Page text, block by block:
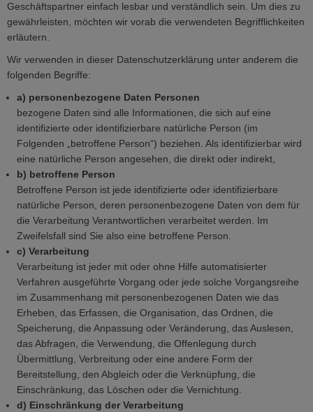
Geschäftspartner einfach lesbar und verständlich sein. Um dies zu
gewährleisten, möchten wir vorab die verwendeten Begrifflichkeiten
erläutern.
Wir verwenden in dieser Datenschutzerklärung unter anderem die
folgenden Begriffe:
a) personenbezogene Daten Personen
bezogene Daten sind alle Informationen, die sich auf eine
identifizierte oder identifizierbare natürliche Person (im
Folgenden „betroffene Person“) beziehen. Als identifizierbar wird
eine natürliche Person angesehen, die direkt oder indirekt,
b) betroffene Person
Betroffene Person ist jede identifizierte oder identifizierbare
natürliche Person, deren personenbezogene Daten von dem für
die Verarbeitung Verantwortlichen verarbeitet werden. Im
Zweifelsfall sind Sie also eine betroffene Person.
c) Verarbeitung
Verarbeitung ist jeder mit oder ohne Hilfe automatisierter
Verfahren ausgeführte Vorgang oder jede solche Vorgangsreihe
im Zusammenhang mit personenbezogenen Daten wie das
Erheben, das Erfassen, die Organisation, das Ordnen, die
Speicherung, die Anpassung oder Veränderung, das Auslesen,
das Abfragen, die Verwendung, die Offenlegung durch
Übermittlung, Verbreitung oder eine andere Form der
Bereitstellung, den Abgleich oder die Verknüpfung, die
Einschränkung, das Löschen oder die Vernichtung.
d) Einschränkung der Verarbeitung